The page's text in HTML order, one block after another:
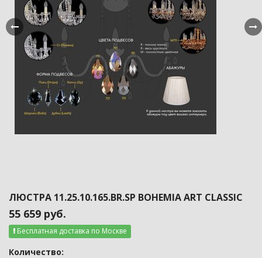
ЛЮСТРА 11.25.10.165.BR.SP BOHEMIA ART CLASSIC
55 659 руб.
Бесплатная доставка по Москве
Количество: